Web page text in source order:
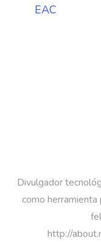
EAC
Divulgador
como
http://